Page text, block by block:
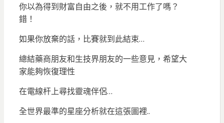
你以為得到財富自由之後，就不用工作了嗎？
錯！
如果你放棄的話，比賽就到此結束…
總結藥商朋友和生技界朋友的一些意見，希望大
家能夠恢復理性
在電線杆上尋找靈魂伴侶…
全世界最準的星座分析就在這張圖裡..